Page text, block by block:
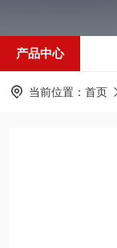
产品中心
当前位置： 首页